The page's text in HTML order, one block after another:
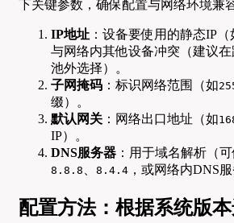
下关键参数，确保配置与网络环境兼
IP地址 ：设备要使用的静态IP（
与网络内其他设备冲突（建议
池外选择）。
子网掩码 ：标识网络范围（如
缀）。
默认网关 ：网络出口地址（如
IP）。
DNS服务器 ：用于域名解析（
8.8.8 8.4.4 ，或网络内DNS
配置方法：根据系统版